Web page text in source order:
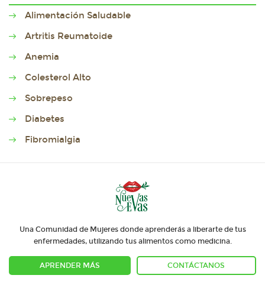
Alimentación Saludable
Artritis Reumatoide
Anemia
Colesterol Alto
Sobrepeso
Diabetes
Fibromialgia
Una Comunidad de Mujeres donde aprenderás a liberarte de tus
enfermedades, utilizando tus alimentos como medicina.
APRENDER MÁS CONTÁCTANOS